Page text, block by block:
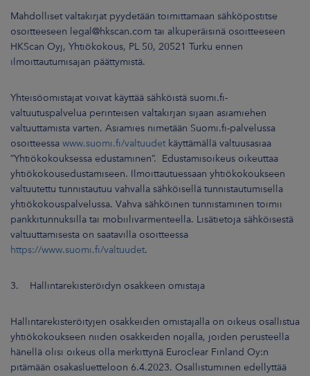
Mahdolliset valtakirjat pyydetään toimittamaan sähköpostitse
osoitteeseen legal@hkscan.com tai alkuperäisinä osoitteeseen
HKScan Oyj, Yhtiökokous, PL 50, 20521 Turku ennen
ilmoittautumisajan päättymistä.
Yhteisöomistajat voivat käyttää sähköistä suomi.fi-
valtuutuspalvelua perinteisen valtakirjan sijaan asiamiehen
valtuuttamista varten. Asiamies nimetään Suomi.fi-palvelussa
osoitteessa www.suomi.fi/valtuudet käyttämällä valtuusasiaa
”Yhtiökokouksessa edustaminen”. Edustamisoikeus oikeuttaa
yhtiökokousedustamiseen. Ilmoittautuessaan yhtiökokoukseen
valtuutettu tunnistautuu vahvalla sähköisellä tunnistautumisella
yhtiökokouspalvelussa. Vahva sähköinen tunnistaminen toimii
pankkitunnuksilla tai mobiilivarmenteella. Lisätietoja sähköisestä
valtuuttamisesta on saatavilla osoitteessa
https://www.suomi.fi/valtuudet.
3. Hallintarekisteröidyn osakkeen omistaja
Hallintarekisteröityjen osakkeiden omistajalla on oikeus osallistua
yhtiökokoukseen niiden osakkeiden nojalla, joiden perusteella
hänellä olisi oikeus olla merkittynä Euroclear Finland Oy:n
pitämään osakasluetteloon 6.4.2023. Osallistuminen edellyttää